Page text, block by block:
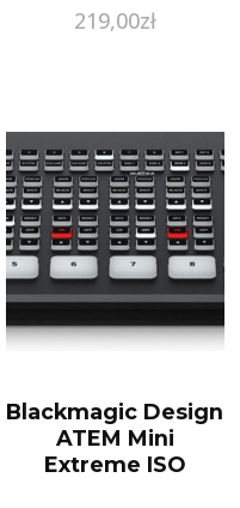
219,00zł
Blackmagic Design
ATEM Mini
Extreme ISO